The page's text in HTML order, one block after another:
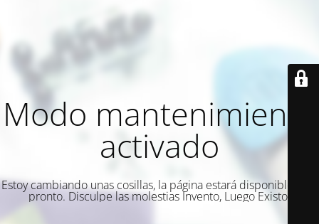
Modo mantenimiento
activado
Estoy cambiando unas cosillas, la página estará disponible muy
pronto. Disculpe las molestias Invento, Luego Existo.